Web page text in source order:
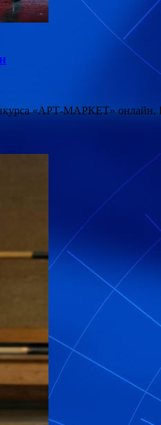
«АРТ-МАРКЕТ» онлайн.